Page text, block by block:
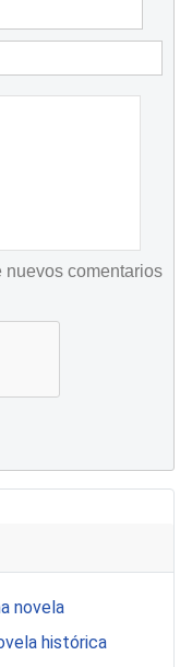
nuevos comentarios
novela
histórica